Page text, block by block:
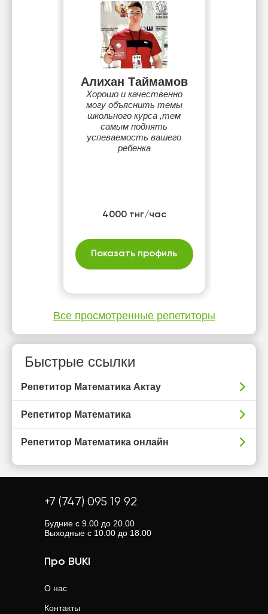
Алихан Таймамов
Хорошо и качественно
могу объяснить темы
школьного курса ,тем
самым поднять
успеваемость вашего
ребенка
4000 тнг/час
Показать профиль
Все просмотренные репетиторы
Быстрые ссылки
Репетитор Математика Актау
Репетитор Математика
Репетитор Математика онлайн
+7 (747) 095 19 92
Будние с 9.00 до 20.00
Выходные с 10.00 до 18.00
Про BUKI
О нас
Контакты